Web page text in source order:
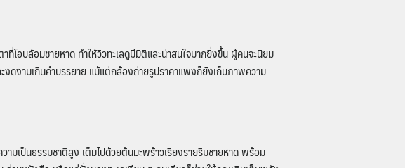
อบล้อมชายหาด ทำให้วิวทะเลดูมีมิติและน่าสนใจมากยิ่งขึ้น ผู้คนจะนิยม
ดงามเกินคำบรรยาย แม้แต่กล้องถ่ายรูปราคาแพงก็ยังเก็บภาพความ
มเป็นธรรมชาติสูง เต็มไปด้วยต้นมะพร้าวเรียงรายริมชายหาด พร้อม